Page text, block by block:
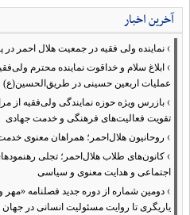
آخرین اخبار
› نماینده ولی فقیه در جمعیت هلال احمر در
› ابلاغ سلام و خداقوت نماینده محترم
عملیات اربعین حسینی در طریق‌الحسین(ع)
› بازرس ویژه حوزه نمایندگی ولی‌فقیه از
تقویت فعالیت‌های فرهنگی و خدمت جهادی
› روحانیون هلال‌احمر؛ همراهان معنوی
› کانون‌های طلاب هلال‌احمر؛ تجلی
اجتماعی و هدایت معنوی و سیاسی
› دومین شماره از دوره جدید فصلنامه «مهر
یاریگری تا روایت مسئولیت انسانی در